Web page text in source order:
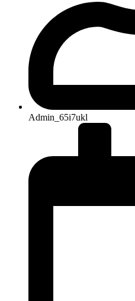
Admin_65i7ukl